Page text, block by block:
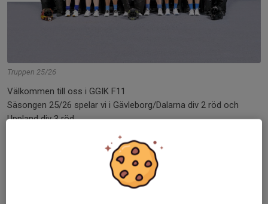
Truppen 25/26
Välkommen till oss i GGIK F11
Säsongen 25/26 spelar vi i Gävleborg/Dalarna div 2 röd och
Uppland div 3 röd.
innebandyappeneller på vår